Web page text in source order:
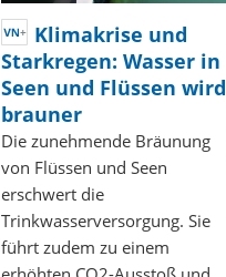
Klimakrise und
Starkregen: Wasser in
Seen und Flüssen wird
brauner
Die zunehmende Bräunung
von Flüssen und Seen
erschwert die
Trinkwasserversorgung. Sie
führt zudem zu einem